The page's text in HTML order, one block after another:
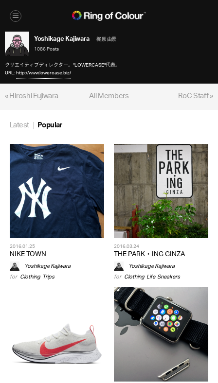
Yoshikage Kajiwara
梶原 由景
1086 Posts
クリエイティブディレクター。"LOWERCASE"代表。
URL:http://www.lowercase.biz/
« Hiroshi Fujiwara RoC Staff »
All Members
Latest Popular
2016.01.25
NIKE TOWN
Yoshikage Kajiwara
for Clothing, Trips
2016.03.24
THE PARK・ING GINZA
Yoshikage Kajiwara
for Clothing,Life,Sneakers